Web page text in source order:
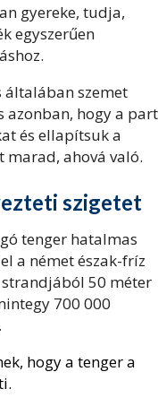
gyereke, tudja,
egyszerűen
általában szemet
azonban, hogy a part
és ellapítsuk a
marad, ahová való.
szigetet
tenger hatalmas
a német észak-fríz
50 méter
700 000
hogy a tenger a